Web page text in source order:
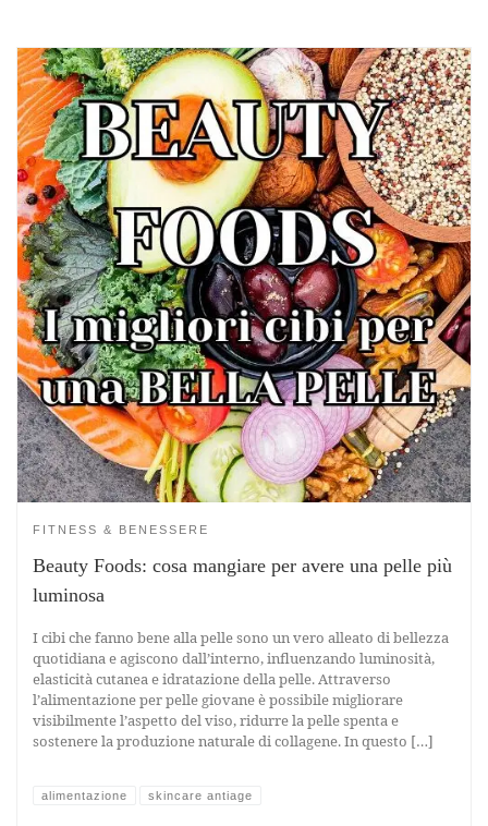
FITNESS & BENESSERE
Beauty Foods: cosa mangiare per avere una pelle più
luminosa
I cibi che fanno bene alla pelle sono un vero alleato di bellezza
quotidiana e agiscono dall’interno, influenzando luminosità,
elasticità cutanea e idratazione della pelle. Attraverso
l’alimentazione per pelle giovane è possibile migliorare
visibilmente l’aspetto del viso, ridurre la pelle spenta e
sostenere la produzione naturale di collagene. In questo […]
alimentazione skincare antiage